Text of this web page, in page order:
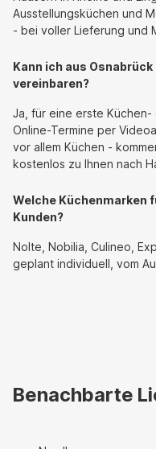
Ausstellungsküchen und
- bei voller Lieferung und
Kann ich aus
vereinbaren?
Ja, für eine erste
Online-Termine per
vor allem Küchen -
kostenlos zu Ihnen nach
Welche Küchenmarken
Kunden?
Nolte, Nobilia, Culineo,
geplant individuell, vom
Benachbarte